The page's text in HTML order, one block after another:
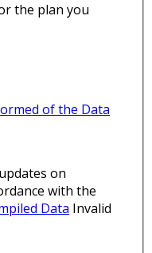
the plan you
of the Data
on
with the
Data Invalid